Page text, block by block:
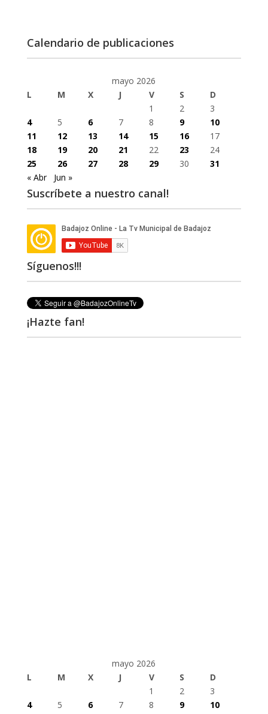
Calendario de publicaciones
mayo 2026
L
M X J V S
D
1
2
3
4
5 6 7 8 9
10
11
12 13 14 15 16
17
18
19 20 21 22 23
24
25
26 27 28 29 30
31
« Abr
Jun »
Suscríbete a nuestro canal!
Síguenos!!!
¡Hazte fan!
mayo 2026
L
M X J V S
D
1
2
3
4
5 6 7 8 9
10